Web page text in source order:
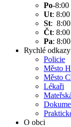
Po-
Ut:
St:
Čt:
Pa:
Rychlé odkazy
Policie
Město
Město
Lékaři
O obci